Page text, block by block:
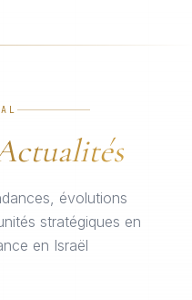
évolutions
stratégiques en
en Israël